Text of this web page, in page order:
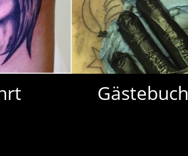
Gästebuch